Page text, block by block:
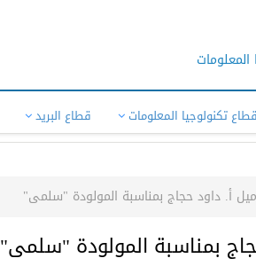
المعلومات
قطاع تكنولوجيا المعلومات قطاع البريد
أ. داود حجاج بمناسبة المولودة "سلمى"
بمناسبة المولودة "سلمى"